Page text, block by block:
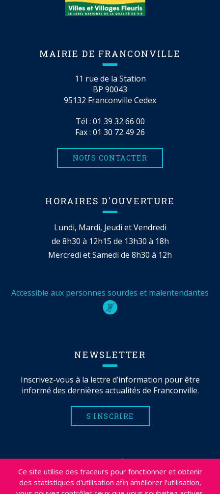
Ce site utilise des traceurs pour fonctionner et obtenir
des statistiques d'utilisation afin améliorer l'utilisation,
MAIRIE DE FRANCONVILLE
11 rue de la Station
BP 90043
95132 Franconville Cedex
Tél : 01 39 32 66 00
Fax : 01 30 72 49 26
NOUS CONTACTER
HORAIRES D'OUVERTURE
Lundi, Mardi, Jeudi et Vendredi
de 8h30 à 12h15 de 13h30 à 18h
Mercredi et Samedi de 8h30 à 12h
Accessible aux personnes sourdes et malentendantes
NEWSLETTER
Inscrivez-vous à la lettre d’information pour être
informé des dernières actualités de Franconville.
S'INSCRIRE
MENTIONS LÉGALES
PLAN DU SITE
CRÉDITS